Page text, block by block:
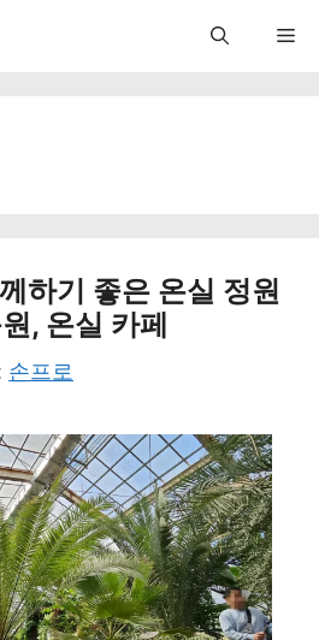
하기 좋은 온실 정원
, 온실 카페
손프로